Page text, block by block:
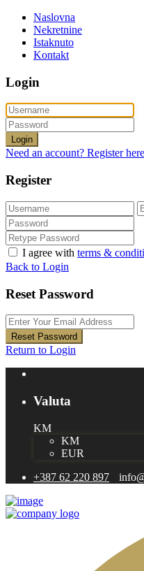
Naslovna
Nekretnine
Istaknuto
Kontakt
Login
Login
Need an account? Register
Register
I agree with terms &
Back to Login
Reset Password
Reset Password
Return to Login
Valuta
KM
KM
EUR
+387 62 220 897